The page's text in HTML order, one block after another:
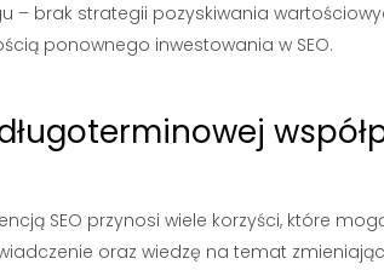
– brak strategii pozyskiwania
ponownego inwestowania w SEO.
SEO przynosi wiele korzyści, które
oraz wiedzę na temat